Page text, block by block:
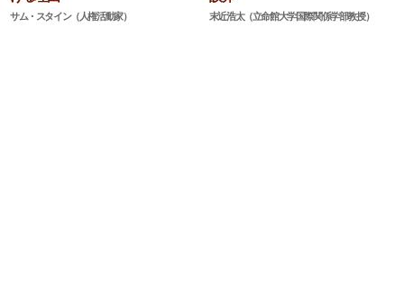
サム・スタイン（人権活動家） 末近浩太（立命館大学国際関係学部教授）